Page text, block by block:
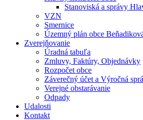
Stanoviská a správy
VZN
Smernice
Územný plán obce
Zverejňovanie
Úradná tabuľa
Zmluvy, Faktúry, Objednávky
Rozpočet obce
Záverečný účet a Výročná
Verejné obstarávanie
Odpady
Udalosti
Kontakt